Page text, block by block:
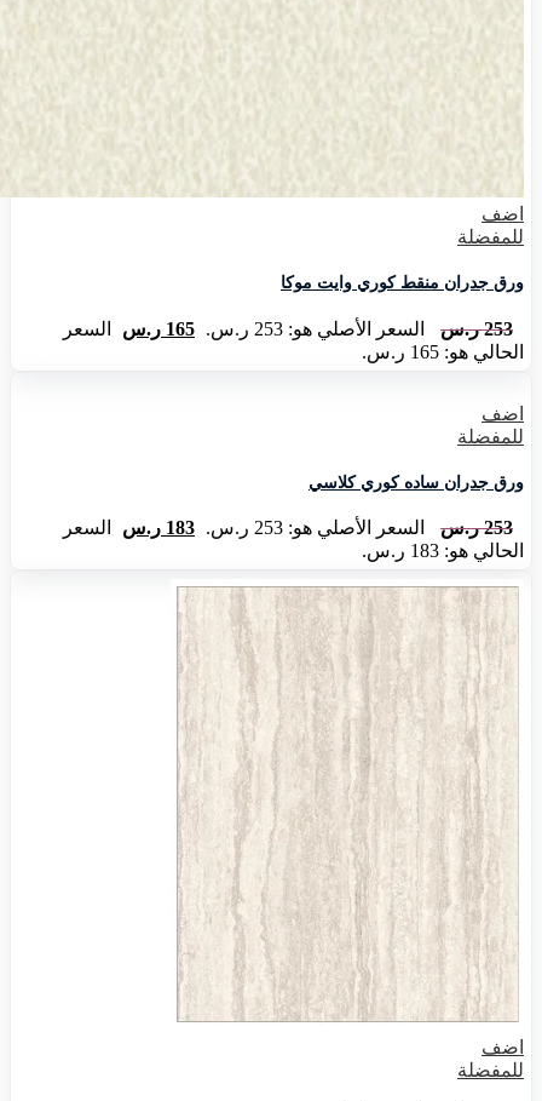
اضف
للمفضلة
ورق جدران منقط كوري وايت موكا
253 ر.س السعر الأصلي هو: 253 ر.س. 165 ر.س
السعر
الحالي هو: 165 ر.س.
اضف
للمفضلة
ورق جدران ساده كوري كلاسي
253 ر.س السعر الأصلي هو: 253 ر.س. 183 ر.س
السعر
الحالي هو: 183 ر.س.
اضف
للمفضلة